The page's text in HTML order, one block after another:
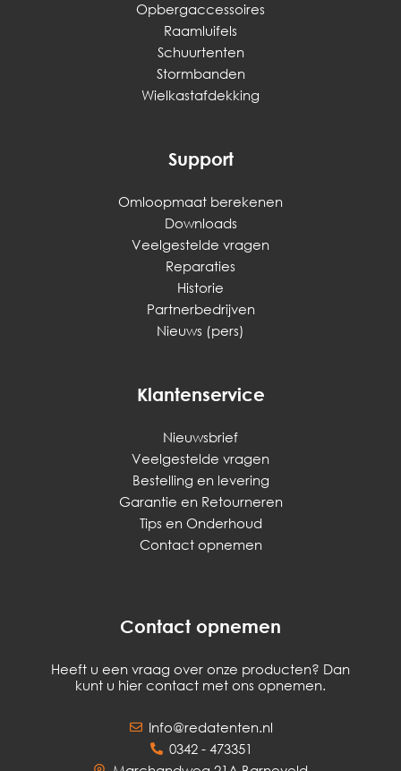
Opbergaccessoires
Raamluifels
Schuurtenten
Stormbanden
Wielkastafdekking
Support
Omloopmaat berekenen
Downloads
Veelgestelde vragen
Reparaties
Historie
Partnerbedrijven
Nieuws (pers)
Klantenservice
Nieuwsbrief
Veelgestelde vragen
Bestelling en levering
Garantie en Retourneren
Tips en Onderhoud
Contact opnemen
Contact opnemen
Heeft u een vraag over onze producten? Dan
kunt u hier contact met ons opnemen.
Info@redatenten.nl
0342 - 473351